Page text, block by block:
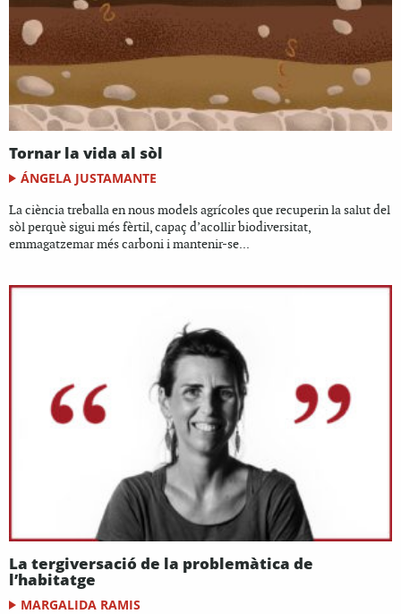
Tornar la vida al sòl
ÁNGELA JUSTAMANTE
La ciència treballa en nous models agrícoles que recuperin la salut del
sòl perquè sigui més fèrtil, capaç d’acollir biodiversitat,
emmagatzemar més carboni i mantenir-se...
La tergiversació de la problemàtica de
l’habitatge
MARGALIDA RAMIS